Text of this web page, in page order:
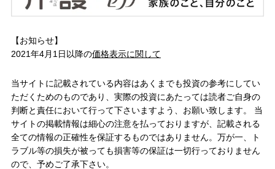
【お知らせ】
2021年4月1日以降の価格表示に関して
当サイトに記載されている内容はあくまでも投資の参考にしてい
ただくためのものであり、実際の投資にあたっては読者ご自身の
判断と責任において行って下さいますよう、お願い致します。 当
サイトの掲載情報は細心の注意を払っておりますが、記載される
全ての情報の正確性を保証するものではありません。万が一、ト
ラブル等の損失が被っても損害等の保証は一切行っておりません
ので、予めご了承下さい。